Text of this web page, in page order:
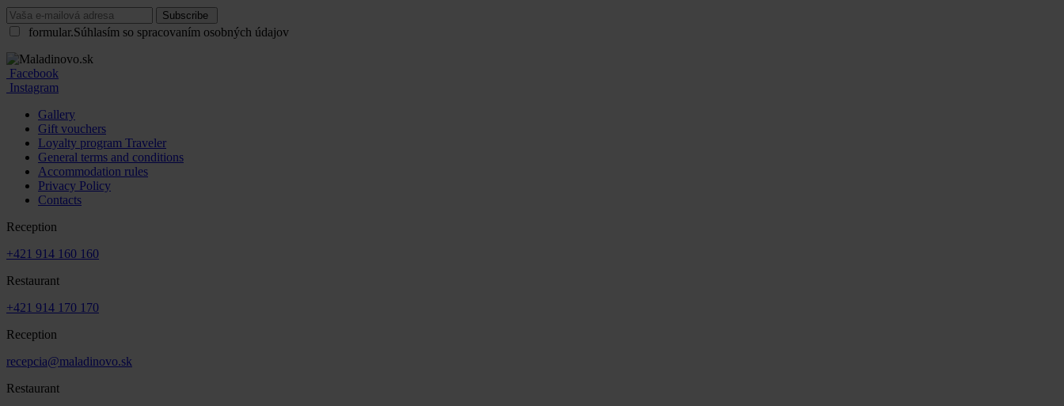
Subscribe
formular.Súhlasím so spracovaním osobných údajov
Facebook
Instagram
Gallery
Gift vouchers
Loyalty program Traveler
General terms and conditions
Accommodation rules
Privacy Policy
Contacts
Reception
+421 914 160 160
Restaurant
+421 914 170 170
Reception
recepcia@maladinovo.sk
Restaurant